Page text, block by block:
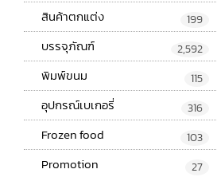
สินค้าตกแต่ง 199
บรรจุภัณฑ์ 2,592
พิมพ์ขนม 115
อุปกรณ์เบเกอรี่ 316
Frozen food 103
Promotion 27